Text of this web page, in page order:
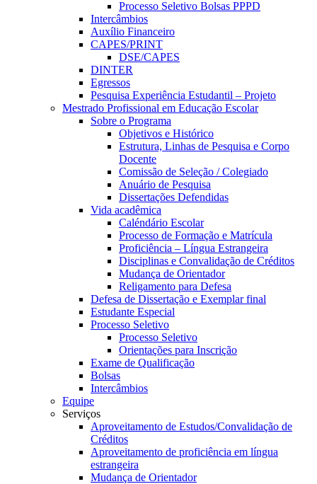
Processo Seletivo Bolsas PPPD
Intercâmbios
Auxílio Financeiro
CAPES/PRINT
DSE/CAPES
DINTER
Egressos
Pesquisa Experiência Estudantil – Projeto
Mestrado Profissional em Educação Escolar
Sobre o Programa
Objetivos e Histórico
Estrutura, Linhas de Pesquisa e Corpo
Docente
Comissão de Seleção / Colegiado
Anuário de Pesquisa
Dissertações Defendidas
Vida acadêmica
Caléndário Escolar
Processo de Formação e Matrícula
Proficiência – Língua Estrangeira
Disciplinas e Convalidação de Créditos
Mudança de Orientador
Religamento para Defesa
Defesa de Dissertação e Exemplar final
Estudante Especial
Processo Seletivo
Processo Seletivo
Orientações para Inscrição
Exame de Qualificação
Bolsas
Intercâmbios
Equipe
Serviços
Aproveitamento de Estudos/Convalidação de
Créditos
Aproveitamento de proficiência em língua
estrangeira
Mudança de Orientador